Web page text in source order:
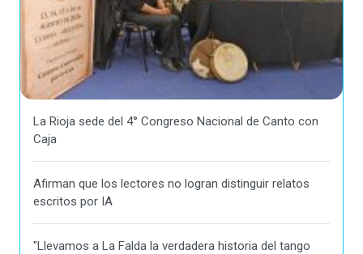
La Rioja sede del 4° Congreso Nacional de Canto con
Caja
Afirman que los lectores no logran distinguir relatos
escritos por IA
"Llevamos a La Falda la verdadera historia del tango